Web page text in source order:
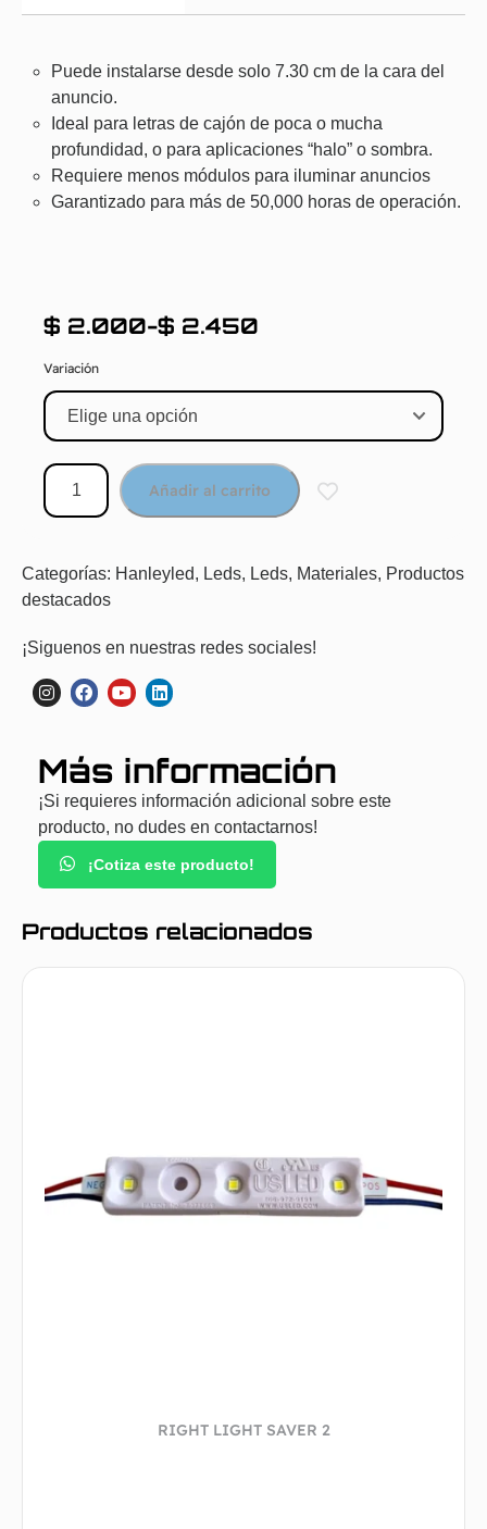
Puede instalarse desde solo 7.30 cm de la cara del
anuncio.
Ideal para letras de cajón de poca o mucha
profundidad, o para aplicaciones “halo” o sombra.
Requiere menos módulos para iluminar anuncios
Garantizado para más de 50,000 horas de operación.
$ 2.000-$ 2.450
Variación
Añadir al carrito
Categorías: Hanleyled, Leds, Leds, Materiales, Productos
destacados
¡Siguenos en nuestras redes sociales!
Más información
¡Si requieres información adicional sobre este
producto, no dudes en contactarnos!
¡Cotiza este producto!
Productos relacionados
RIGHT LIGHT SAVER 2